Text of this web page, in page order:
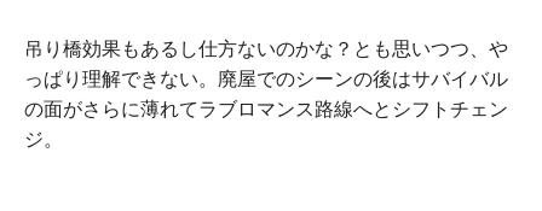
吊り橋効果もあるし仕方ないのかな？とも思いつつ、や
っぱり理解できない。廃屋でのシーンの後はサバイバル
の面がさらに薄れてラブロマンス路線へとシフトチェン
ジ。